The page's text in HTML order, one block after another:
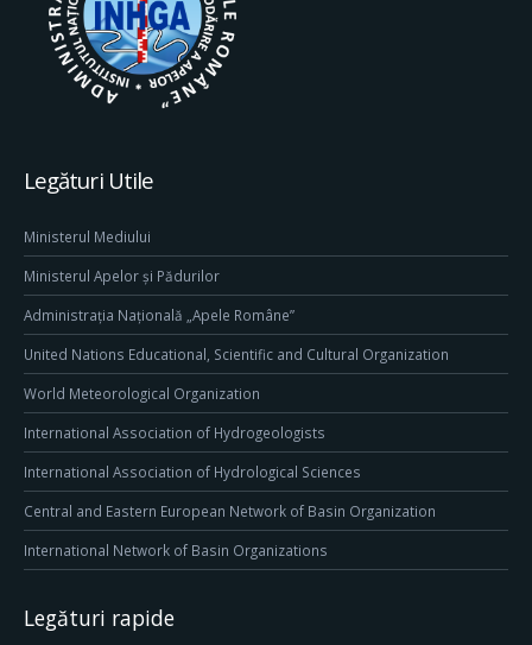
Legături Utile
Ministerul Mediului
Ministerul Apelor și Pădurilor
Administrația Națională „Apele Române”
United Nations Educational, Scientific and Cultural Organization
World Meteorological Organization
International Association of Hydrogeologists
International Association of Hydrological Sciences
Central and Eastern European Network of Basin Organization
International Network of Basin Organizations
Legături rapide